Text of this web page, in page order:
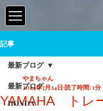
記事
最新ブログ
HONDA
最新ブログ
YAMAHA トレ
やまちゃん
2024年7月24日 読了時間: 1分